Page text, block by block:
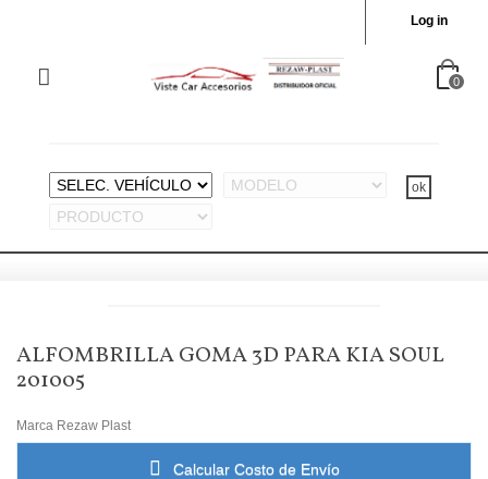
Log in
0
ALFOMBRILLA GOMA 3D PARA KIA SOUL
201005
Marca Rezaw Plast
Calcular Costo de Envío